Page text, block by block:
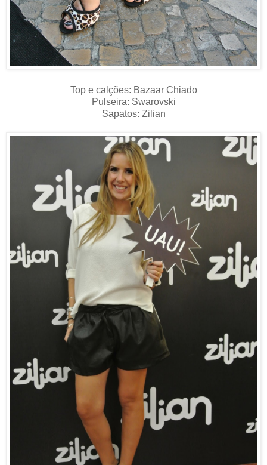
Top e calções: Bazaar Chiado
Pulseira: Swarovski
Sapatos: Zilian